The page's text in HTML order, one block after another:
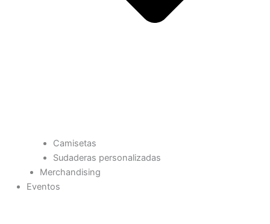
Camisetas
Sudaderas personalizadas
Merchandising
Eventos